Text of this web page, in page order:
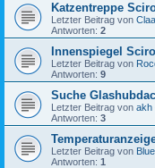
Katzentreppe
Letzter Beitrag von
Antworten: 2
Innenspiegel
Letzter Beitrag von
Antworten: 9
Suche
Letzter Beitrag von akh
Antworten: 3
Letzter Beitrag von
Antworten: 1